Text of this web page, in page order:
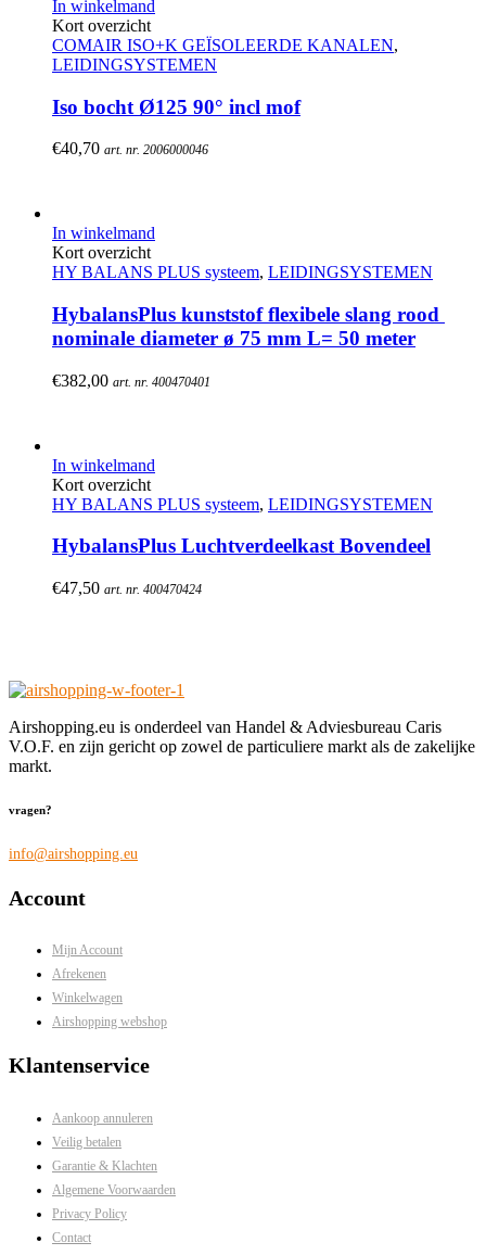
In winkelmand
Kort overzicht
COMAIR ISO+K GEÏSOLEERDE KANALEN,
LEIDINGSYSTEMEN
Iso bocht Ø125 90° incl mof
€40,70 art. nr. 2006000046
In winkelmand
Kort overzicht
HY BALANS PLUS systeem, LEIDINGSYSTEMEN
HybalansPlus kunststof flexibele slang rood
nominale diameter ø 75 mm L= 50 meter
€382,00 art. nr. 400470401
In winkelmand
Kort overzicht
HY BALANS PLUS systeem, LEIDINGSYSTEMEN
HybalansPlus Luchtverdeelkast Bovendeel
€47,50 art. nr. 400470424
Airshopping.eu is onderdeel van Handel & Adviesbureau Caris
V.O.F. en zijn gericht op zowel de particuliere markt als de zakelijke
markt.
vragen?
info@airshopping.eu
Account
Mijn Account
Afrekenen
Winkelwagen
Airshopping webshop
Klantenservice
Aankoop annuleren
Veilig betalen
Garantie & Klachten
Algemene Voorwaarden
Privacy Policy
Contact